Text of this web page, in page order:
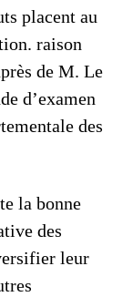
placent au
raison
de M. Le
d’examen
des
la bonne
des
leur